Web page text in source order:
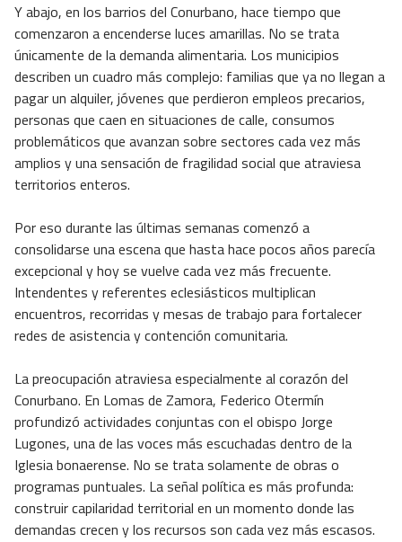
Y abajo, en los barrios del Conurbano, hace tiempo que
comenzaron a encenderse luces amarillas. No se trata
únicamente de la demanda alimentaria. Los municipios
describen un cuadro más complejo: familias que ya no llegan a
pagar un alquiler, jóvenes que perdieron empleos precarios,
personas que caen en situaciones de calle, consumos
problemáticos que avanzan sobre sectores cada vez más
amplios y una sensación de fragilidad social que atraviesa
territorios enteros.
Por eso durante las últimas semanas comenzó a
consolidarse una escena que hasta hace pocos años parecía
excepcional y hoy se vuelve cada vez más frecuente.
Intendentes y referentes eclesiásticos multiplican
encuentros, recorridas y mesas de trabajo para fortalecer
redes de asistencia y contención comunitaria.
La preocupación atraviesa especialmente al corazón del
Conurbano. En Lomas de Zamora, Federico Otermín
profundizó actividades conjuntas con el obispo Jorge
Lugones, una de las voces más escuchadas dentro de la
Iglesia bonaerense. No se trata solamente de obras o
programas puntuales. La señal política es más profunda:
construir capilaridad territorial en un momento donde las
demandas crecen y los recursos son cada vez más escasos.